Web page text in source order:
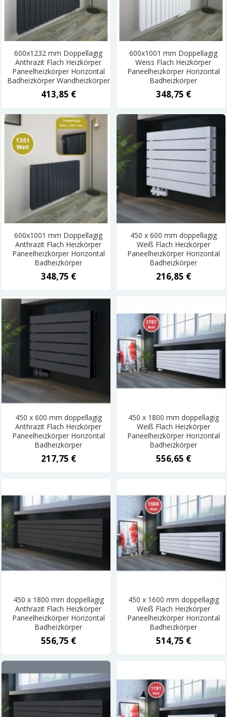
600x1232 mm Doppellagig
Anthrazit Flach Heizkörper
Paneelheizkörper Horizontal
Badheizkörper Wandheizkörper
413,85 €
600x1001 mm Doppellagig
Weiss Flach Heizkörper
Paneelheizkörper Horizontal
Badheizkörper
348,75 €
600x1001 mm Doppellagig
Anthrazit Flach Heizkörper
Paneelheizkörper Horizontal
Badheizkörper
348,75 €
450 x 600 mm doppellagig
Weiß Flach Heizkörper
Paneelheizkörper Horizontal
Badheizkörper
216,85 €
450 x 600 mm doppellagig
Anthrazit Flach Heizkörper
Paneelheizkörper Horizontal
Badheizkörper
217,75 €
450 x 1800 mm doppellagig
Weiß Flach Heizkörper
Paneelheizkörper Horizontal
Badheizkörper
556,65 €
450 x 1800 mm doppellagig
Anthrazit Flach Heizkörper
Paneelheizkörper Horizontal
Badheizkörper
556,75 €
450 x 1600 mm doppellagig
Weiß Flach Heizkörper
Paneelheizkörper Horizontal
Badheizkörper
514,75 €